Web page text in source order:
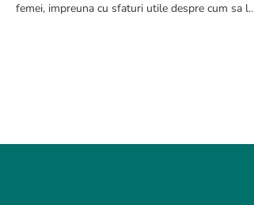
femei, impreuna cu sfaturi utile despre cum sa le